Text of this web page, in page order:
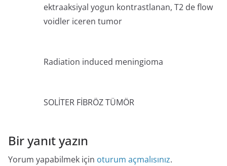
ektraaksiyal yogun kontrastlanan, T2 de flow
voidler iceren tumor
Radiation induced meningioma
SOLİTER FİBRÖZ TÜMÖR
Bir yanıt yazın
Yorum yapabilmek için oturum açmalısınız.